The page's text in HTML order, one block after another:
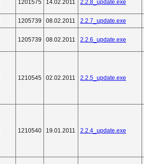
1201575 14.02.2011 2.2.8_update.exe
1205739 08.02.2011 2.2.7_update.exe
1205739 08.02.2011 2.2.6_update.exe
1210545 02.02.2011 2.2.5_update.exe
1210540 19.01.2011 2.2.4_update.exe